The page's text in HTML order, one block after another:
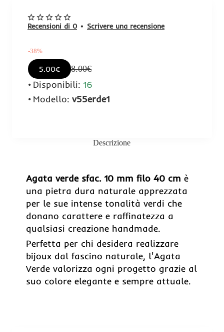
-38%
Recensioni di 0 • Scrivere una recensione
-38%
5.00€ 8.00€
Disponibili: 16
Modello: v55erde1
Descrizione
Agata verde sfac. 10 mm filo 40 cm è
una pietra dura naturale apprezzata
per le sue intense tonalità verdi che
donano carattere e raffinatezza a
qualsiasi creazione handmade.
Perfetta per chi desidera realizzare
bijoux dal fascino naturale, l'Agata
Verde valorizza ogni progetto grazie al
suo colore elegante e sempre attuale.